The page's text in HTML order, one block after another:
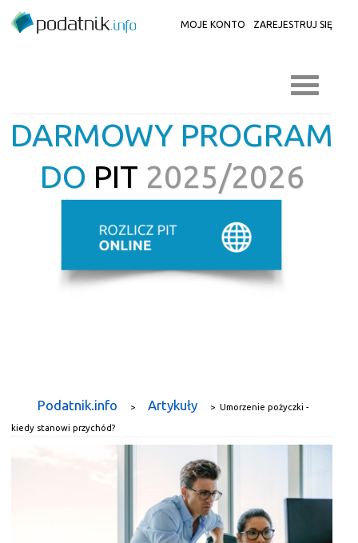
MOJE KONTO ZAREJESTRUJ SIĘ
DARMOWY PROGRAM
DO PIT 2025/2026
Podatnik.info > Artykuły > Umorzenie pożyczki -
kiedy stanowi przychód?